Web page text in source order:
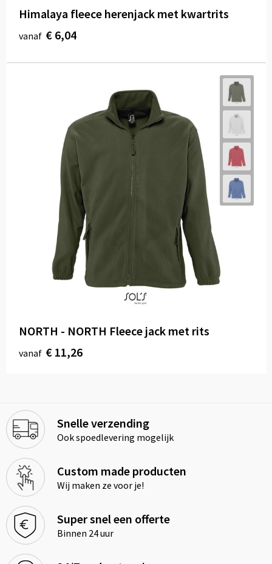
Himalaya fleece herenjack met kwartrits
vanaf € 6,04
NORTH - NORTH Fleece jack met rits
vanaf € 11,26
Snelle verzending
Ook spoedlevering mogelijk
Custom made producten
Wij maken ze voor je!
Super snel een offerte
Binnen 24 uur